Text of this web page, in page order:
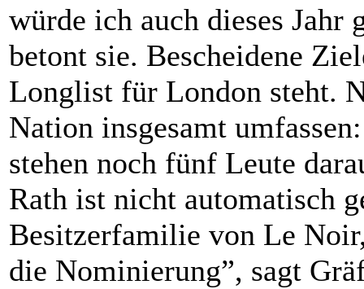
würde ich auch dieses Jahr
betont sie. Bescheidene
Longlist für London steht.
Nation insgesamt
stehen noch fünf Leute
Rath ist nicht automatisch
Besitzerfamilie von Le
die Nominierung”, sagt